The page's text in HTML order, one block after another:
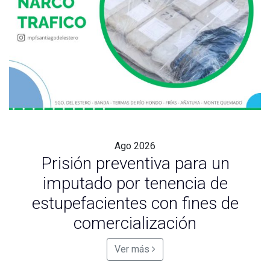
Ago 2026
Prisión preventiva para un
imputado por tenencia de
estupefacientes con fines de
comercialización
Ver más